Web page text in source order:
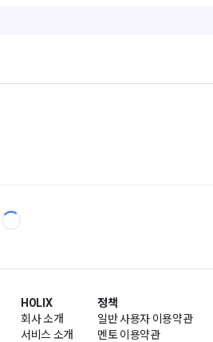
HOLIX
회사 소개
서비스 소개
정책
일반 사용자 이용약관
멘토 이용약관